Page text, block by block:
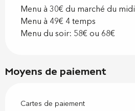
Menu à 30€ du marché du midi
Menu à 49€ 4 temps
Menu du soir: 58€ ou 68€
Moyens de paiement
Cartes de paiement